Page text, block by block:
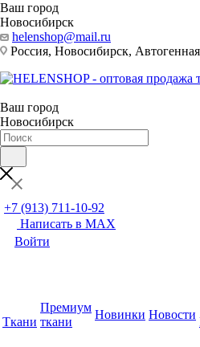
Ваш город
Новосибирск
helenshop@mail.ru
Россия, Новосибирск,
Ваш город
Новосибирск
+7 (913) 711-10-92
Написать в MAX
Войти
Ткани
Премиум
ткани
Новинки Новости